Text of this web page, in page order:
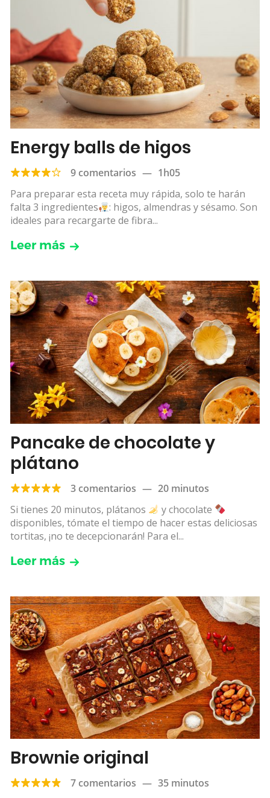
Energy balls de higos
9 comentarios — 1h05
Para preparar esta receta muy rápida, solo te harán
falta 3 ingredientes
: higos, almendras y sésamo. Son
ideales para recargarte de fibra...
Leer más
Pancake de chocolate y
plátano
3 comentarios — 20 minutos
Si tienes 20 minutos, plátanos
y chocolate
disponibles, tómate el tiempo de hacer estas deliciosas
tortitas, ¡no te decepcionarán! Para el...
Leer más
Brownie original
7 comentarios — 35 minutos